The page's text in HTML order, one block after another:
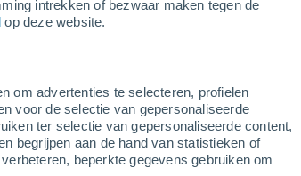
intrekken of bezwaar maken tegen de
op deze website.
om advertenties te selecteren, profielen
voor de selectie van gepersonaliseerde
ter selectie van gepersonaliseerde content,
begrijpen aan de hand van statistieken of
beperkte gegevens gebruiken om